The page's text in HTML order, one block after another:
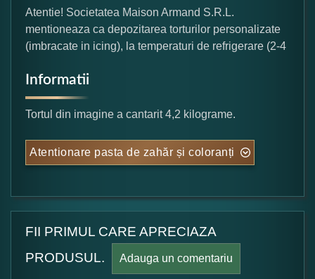
Atentie! Societatea Maison Armand S.R.L.
mentioneaza ca depozitarea torturilor personalizate
(imbracate in icing), la temperaturi de refrigerare (2-4
Informatii
Tortul din imagine a cantarit 4,2 kilograme.
Atentionare pasta de zahăr și coloranți
FII PRIMUL CARE APRECIAZA
PRODUSUL.
Adauga un comentariu